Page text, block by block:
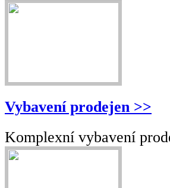
Vybavení prodejen >>
Komplexní vybavení